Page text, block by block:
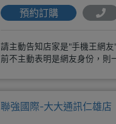
預約訂購
請主動告知店家是"手機王網
前不主動表明是網友身份，則
聯強國際-大大通訊仁雄店